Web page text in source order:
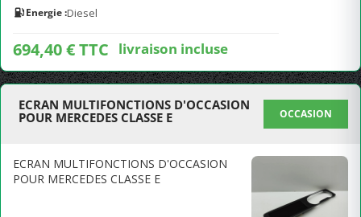
Energie :Diesel
694,40 € TTC livraison incluse
ECRAN MULTIFONCTIONS D'OCCASION
POUR MERCEDES CLASSE E
OCCASION
ECRAN MULTIFONCTIONS D'OCCASION
POUR MERCEDES CLASSE E